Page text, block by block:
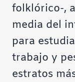
folklórico-,
media del
para
trabajo y
estratos